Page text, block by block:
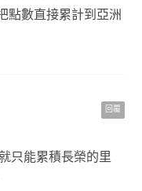
點數直接累計到亞洲
回覆
只能累積長榮的里